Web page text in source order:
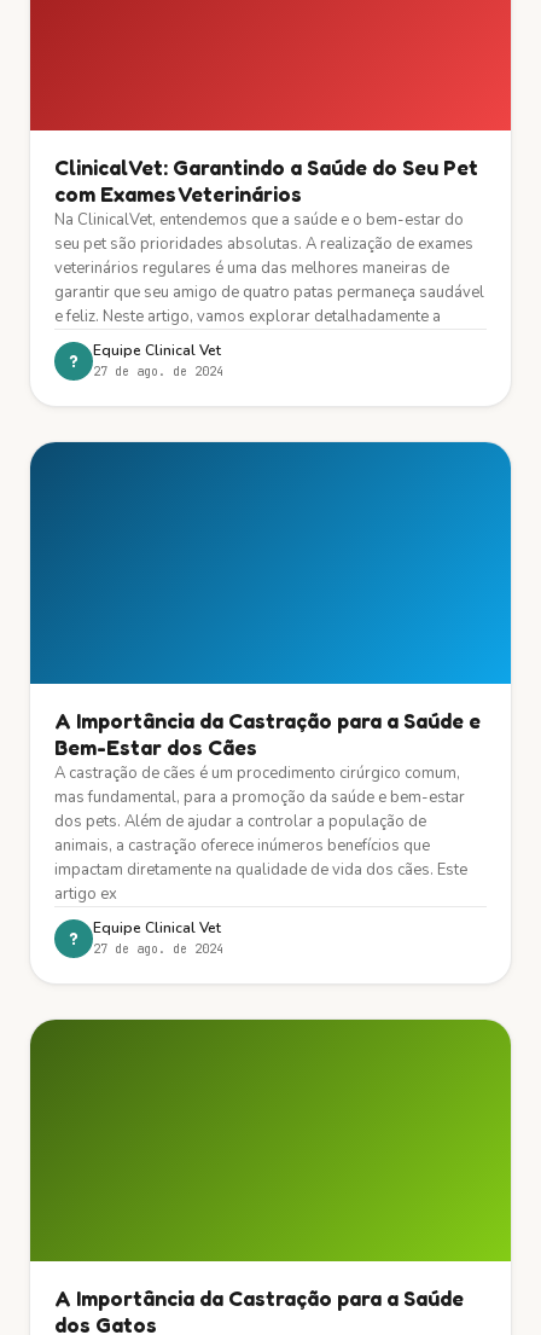
ClinicalVet: Garantindo a Saúde do Seu Pet
com Exames Veterinários
Na ClinicalVet, entendemos que a saúde e o bem-estar do
seu pet são prioridades absolutas. A realização de exames
veterinários regulares é uma das melhores maneiras de
garantir que seu amigo de quatro patas permaneça saudável
e feliz. Neste artigo, vamos explorar detalhadamente a
? Equipe Clinical Vet
27 de ago. de 2024
A Importância da Castração para a Saúde e
Bem-Estar dos Cães
A castração de cães é um procedimento cirúrgico comum,
mas fundamental, para a promoção da saúde e bem-estar
dos pets. Além de ajudar a controlar a população de
animais, a castração oferece inúmeros benefícios que
impactam diretamente na qualidade de vida dos cães. Este
artigo ex
? Equipe Clinical Vet
27 de ago. de 2024
A Importância da Castração para a Saúde
dos Gatos